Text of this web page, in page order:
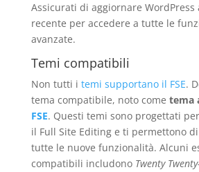
Assicurati di aggiornare
recente per accedere a tutte le
avanzate.
Temi compatibili
Non tutti i temi supportano il FSE.
tema compatibile, noto come tema
FSE. Questi temi sono progettati
il Full Site Editing e ti permettono
tutte le nuove funzionalità. Alcuni
compatibili includono Twenty